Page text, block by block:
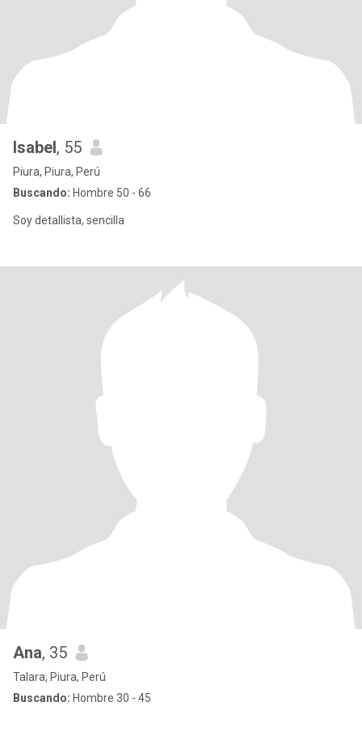
Isabel, 55
Piura, Piura, Perú
Buscando: Hombre 50 - 66
Soy detallista, sencilla
Ana, 35
Talara, Piura, Perú
Buscando: Hombre 30 - 45